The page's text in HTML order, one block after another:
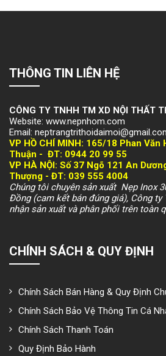
THÔNG TIN LIÊN HỆ
CÔNG TY TNHH TM XD NỘI THẤT
Website: www.nepnhom.com
Email:
VP HỒ CHÍ MINH: 165/18 Phan Văn
Thuận - ĐT: 0944 20 99 55
VP HÀ NỘI: Số 37 Ngõ 121 An
Thượng - ĐT: 039 555 4004
Chúng tôi chuyên sản xuất Nẹp Inox
Đồng (cam kết bán đúng giá), Công
nhận sản xuất và phân phối trên toàn
CHÍNH SÁCH & QUY ĐỊNH
Chính Sách Bán Hàng & Quy Định
Chính Sách Bảo Vệ Thông Tin Cá
Chính Sách Thanh Toán
Quy Định Bảo Hành